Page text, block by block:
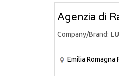
Agenzia di
Company/Brand:
Emilia Romagna